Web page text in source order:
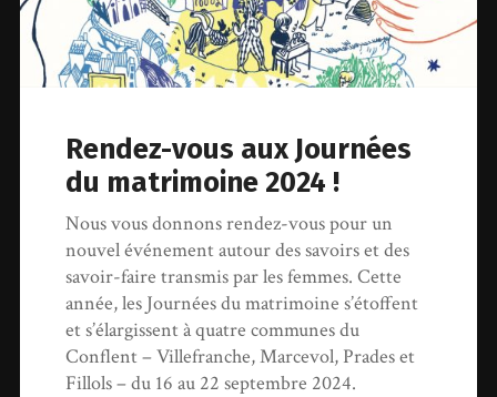
Rendez-vous aux Journées
du matrimoine 2024 !
Nous vous donnons rendez-vous pour un
nouvel événement autour des savoirs et des
savoir-faire transmis par les femmes. Cette
année, les Journées du matrimoine s’étoffent
et s’élargissent à quatre communes du
Conflent – Villefranche, Marcevol, Prades et
Fillols – du 16 au 22 septembre 2024.